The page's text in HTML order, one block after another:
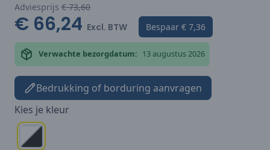
Adviesprijs € 73,60
€ 66,24 Excl. BTW Bespaar € 7,36
Verwachte bezorgdatum: 13 augustus 2026
Bedrukking of borduring aanvragen
Kies je kleur